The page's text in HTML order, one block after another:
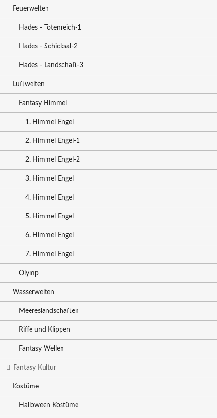
Feuerwelten
Hades - Totenreich-1
Hades - Schicksal-2
Hades - Landschaft-3
Luftwelten
Fantasy Himmel
1. Himmel Engel
2. Himmel Engel-1
2. Himmel Engel-2
3. Himmel Engel
4. Himmel Engel
5. Himmel Engel
6. Himmel Engel
7. Himmel Engel
Olymp
Wasserwelten
Meereslandschaften
Riffe und Klippen
Fantasy Wellen
Fantasy Kultur
Kostüme
Halloween Kostüme